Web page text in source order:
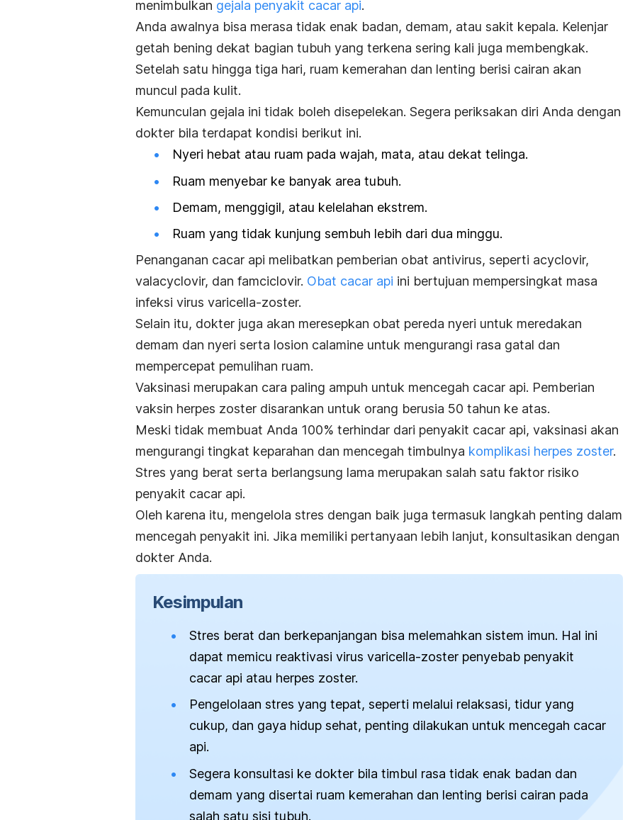
menimbulkan gejala penyakit cacar api.
Anda awalnya bisa merasa tidak enak badan, demam, atau sakit kepala. Kelenjar
getah bening dekat bagian tubuh yang terkena sering kali juga membengkak.
Setelah satu hingga tiga hari, ruam kemerahan dan lenting berisi cairan akan
muncul pada kulit.
Kemunculan gejala ini tidak boleh disepelekan. Segera periksakan diri Anda dengan
dokter bila terdapat kondisi berikut ini.
Nyeri hebat atau ruam pada wajah, mata, atau dekat telinga.
Ruam menyebar ke banyak area tubuh.
Demam, menggigil, atau kelelahan ekstrem.
Ruam yang tidak kunjung sembuh lebih dari dua minggu.
Penanganan cacar api melibatkan pemberian obat antivirus, seperti acyclovir,
valacyclovir, dan famciclovir. Obat cacar api ini bertujuan mempersingkat masa
infeksi virus varicella-zoster.
Selain itu, dokter juga akan meresepkan obat pereda nyeri untuk meredakan
demam dan nyeri serta losion calamine untuk mengurangi rasa gatal dan
mempercepat pemulihan ruam.
Vaksinasi merupakan cara paling ampuh untuk mencegah cacar api. Pemberian
vaksin herpes zoster disarankan untuk orang berusia 50 tahun ke atas.
Meski tidak membuat Anda 100% terhindar dari penyakit cacar api, vaksinasi akan
mengurangi tingkat keparahan dan mencegah timbulnya komplikasi herpes zoster.
Stres yang berat serta berlangsung lama merupakan salah satu faktor risiko
penyakit cacar api.
Oleh karena itu, mengelola stres dengan baik juga termasuk langkah penting dalam
mencegah penyakit ini. Jika memiliki pertanyaan lebih lanjut, konsultasikan dengan
dokter Anda.
Kesimpulan
Stres berat dan berkepanjangan bisa melemahkan sistem imun. Hal ini
dapat memicu reaktivasi virus varicella-zoster penyebab penyakit
cacar api atau herpes zoster.
Pengelolaan stres yang tepat, seperti melalui relaksasi, tidur yang
cukup, dan gaya hidup sehat, penting dilakukan untuk mencegah cacar
api.
Segera konsultasi ke dokter bila timbul rasa tidak enak badan dan
demam yang disertai ruam kemerahan dan lenting berisi cairan pada
salah satu sisi tubuh.